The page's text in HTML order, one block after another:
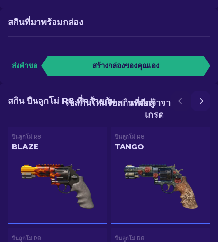
สกินที่มาพร้อมกล่อง
ส่งคำขอ สร้างกล่องของคุณเอง
รับสกินที่ดีกว่าจากการอัป
เกรด
รับสกินใหม่จากการต่อสู้
สกิน ปืนลูกโม่ R8 ที่คล้ายกัน
ปืนลูกโม่ R8
BLAZE
ปืนลูกโม่ R8
TANGO
ปืนลูกโม่ R8 ปืนลูกโม่ R8